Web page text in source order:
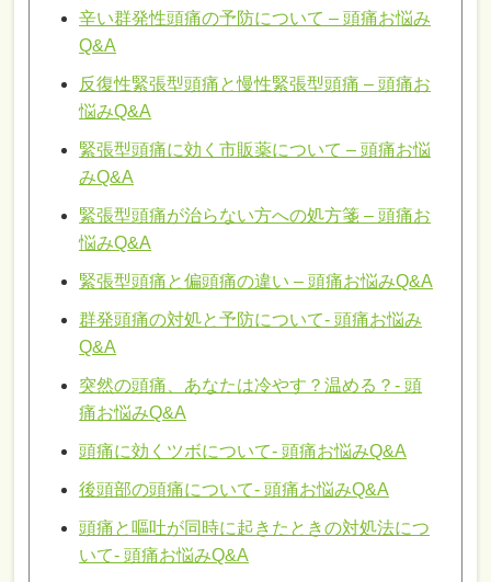
辛い群発性頭痛の予防について – 頭痛お悩み
Q&A
反復性緊張型頭痛と慢性緊張型頭痛 – 頭痛お
悩みQ&A
緊張型頭痛に効く市販薬について – 頭痛お悩
みQ&A
緊張型頭痛が治らない方への処方箋 – 頭痛お
悩みQ&A
緊張型頭痛と偏頭痛の違い – 頭痛お悩みQ&A
群発頭痛の対処と予防について- 頭痛お悩み
Q&A
突然の頭痛、あなたは冷やす？温める？- 頭
痛お悩みQ&A
頭痛に効くツボについて- 頭痛お悩みQ&A
後頭部の頭痛について- 頭痛お悩みQ&A
頭痛と嘔吐が同時に起きたときの対処法につ
いて- 頭痛お悩みQ&A